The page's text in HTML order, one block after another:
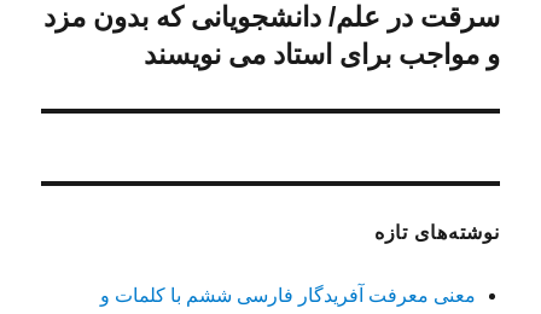
نوشته
بعدی:
سرقت در علم/ دانشجویانی که بدون مزد
و مواجب برای استاد می نویسند
نوشته‌های تازه
معنی معرفت آفریدگار فارسی ششم با کلمات و